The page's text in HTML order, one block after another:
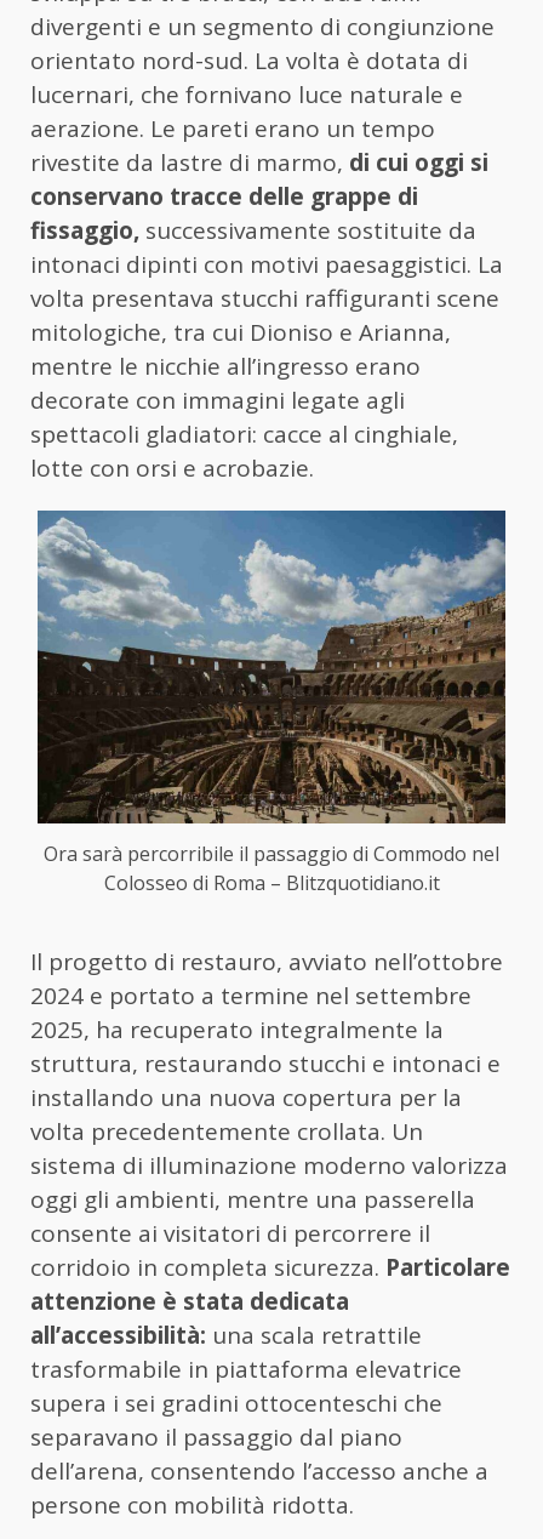
divergenti e un segmento di congiunzione
orientato nord-sud. La volta è dotata di
lucernari, che fornivano luce naturale e
aerazione. Le pareti erano un tempo
rivestite da lastre di marmo, di cui oggi si
conservano tracce delle grappe di
fissaggio, successivamente sostituite da
intonaci dipinti con motivi paesaggistici. La
volta presentava stucchi raffiguranti scene
mitologiche, tra cui Dioniso e Arianna,
mentre le nicchie all’ingresso erano
decorate con immagini legate agli
spettacoli gladiatori: cacce al cinghiale,
lotte con orsi e acrobazie.
Ora sarà percorribile il passaggio di Commodo nel
Colosseo di Roma – Blitzquotidiano.it
Il progetto di restauro, avviato nell’ottobre
2024 e portato a termine nel settembre
2025, ha recuperato integralmente la
struttura, restaurando stucchi e intonaci e
installando una nuova copertura per la
volta precedentemente crollata. Un
sistema di illuminazione moderno valorizza
oggi gli ambienti, mentre una passerella
consente ai visitatori di percorrere il
corridoio in completa sicurezza. Particolare
attenzione è stata dedicata
all’accessibilità: una scala retrattile
trasformabile in piattaforma elevatrice
supera i sei gradini ottocenteschi che
separavano il passaggio dal piano
dell’arena, consentendo l’accesso anche a
persone con mobilità ridotta.